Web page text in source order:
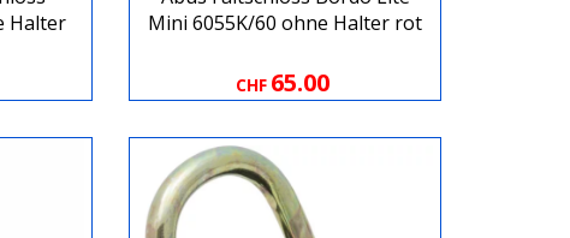
Halter
Mini 6055K/60 ohne Halter rot
CHF 65.00